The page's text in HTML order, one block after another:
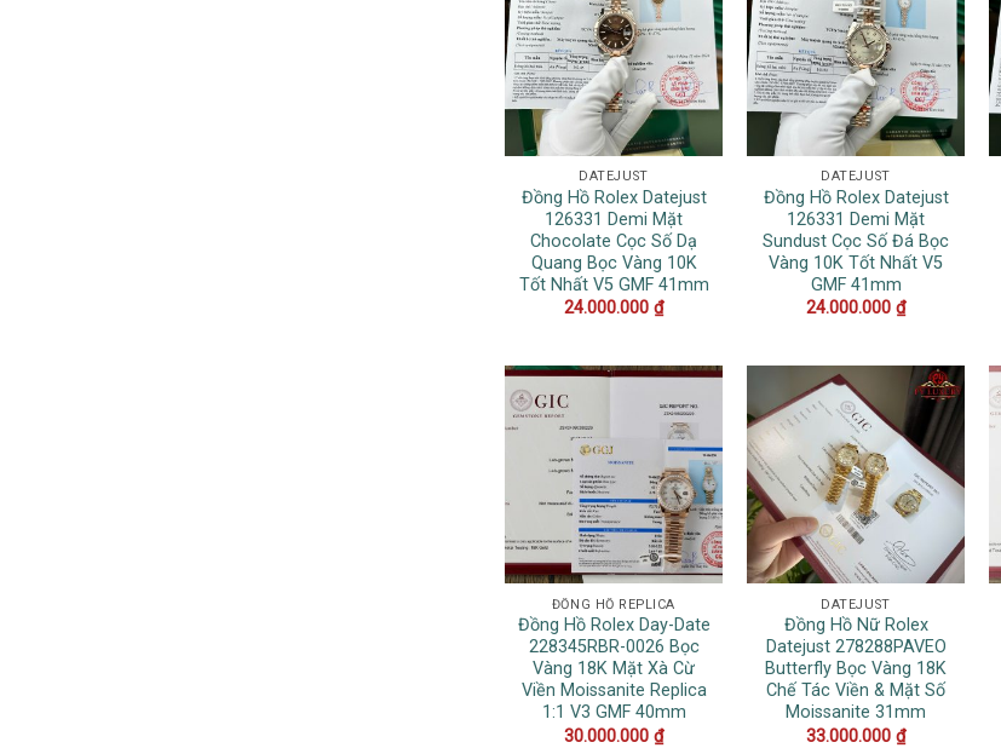
DATEJUST
Đồng Hồ Rolex Datejust
126331 Demi Mặt
Chocolate Cọc Số Dạ
Quang Bọc Vàng 10K
Tốt Nhất V5 GMF 41mm
24.000.000 ₫
DATEJUST
Đồng Hồ Rolex Datejust
126331 Demi Mặt
Sundust Cọc Số Đá Bọc
Vàng 10K Tốt Nhất V5
GMF 41mm
24.000.000 ₫
ĐỒNG HỒ REPLICA
Đồng Hồ Rolex Day-Date
228345RBR-0026 Bọc
Vàng 18K Mặt Xà Cừ
Viền Moissanite Replica
1:1 V3 GMF 40mm
30.000.000 ₫
DATEJUST
Đồng Hồ Nữ Rolex
Datejust 278288PAVEO
Butterfly Bọc Vàng 18K
Chế Tác Viền & Mặt Số
Moissanite 31mm
33.000.000 ₫